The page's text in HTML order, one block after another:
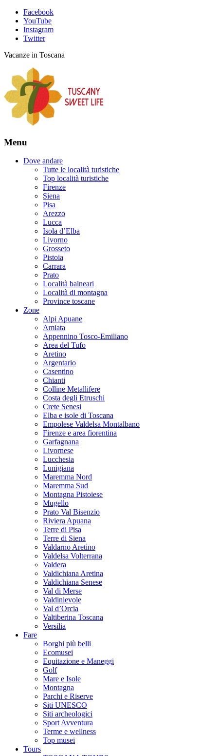
Facebook
YouTube
Instagram
Twitter
Vacanze in Toscana
Menu
Dove andare
Tutte le località turistiche
Top località turistiche
Firenze
Siena
Pisa
Arezzo
Lucca
Isola d’Elba
Livorno
Grosseto
Pistoia
Carrara
Prato
Località balneari
Località di montagna
Province toscane
Zone
Alpi Apuane
Amiata
Appennino Tosco-Emiliano
Area del Tufo
Aretino
Argentario
Casentino
Chianti
Colline Metallifere
Costa degli Etruschi
Crete Senesi
Elba e isole di Toscana
Empolese Valdelsa Montalbano
Firenze e area fiorentina
Garfagnana
Livornese
Lucchesia
Lunigiana
Maremma Nord
Maremma Sud
Montagna Pistoiese
Mugello
Prato Val Bisenzio
Riviera Apuana
Terre di Pisa
Terre di Siena
Valdarno Aretino
Valdelsa Volterrana
Valdera
Valdichiana Aretina
Valdichiana Senese
Val di Merse
Valdinievole
Val d’Orcia
Valtiberina Toscana
Versilia
Fare
Borghi più belli
Ecomusei
Equitazione e Maneggi
Golf
Mare e Isole
Montagna
Parchi e Riserve
Siti UNESCO
Siti archeologici
Sport Avventura
Terme e wellness
Top musei
Tours